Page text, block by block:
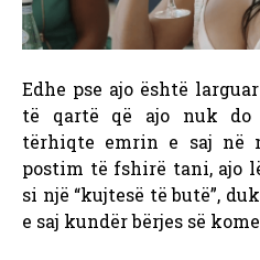
Edhe pse ajo është
të qartë që ajo nuk do
tërhiqte emrin e saj në
postim të fshirë tani, ajo
si një “kujtesë të butë”,
e saj kundër bërjes së